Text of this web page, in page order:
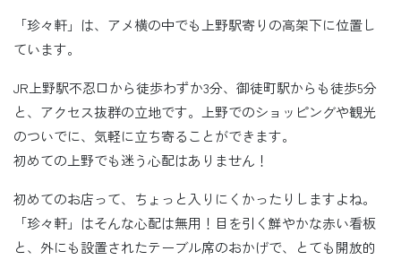
「珍々軒」は、アメ横の中でも上野駅寄りの高架下に位置し
ています。
JR上野駅不忍口から徒歩わずか3分、御徒町駅からも徒歩5分
と、アクセス抜群の立地です。上野でのショッピングや観光
のついでに、気軽に立ち寄ることができます。
初めての上野でも迷う心配はありません！
初めてのお店って、ちょっと入りにくかったりしますよね。
「珍々軒」はそんな心配は無用！目を引く鮮やかな赤い看板
と、外にも設置されたテーブル席のおかげで、とても開放的